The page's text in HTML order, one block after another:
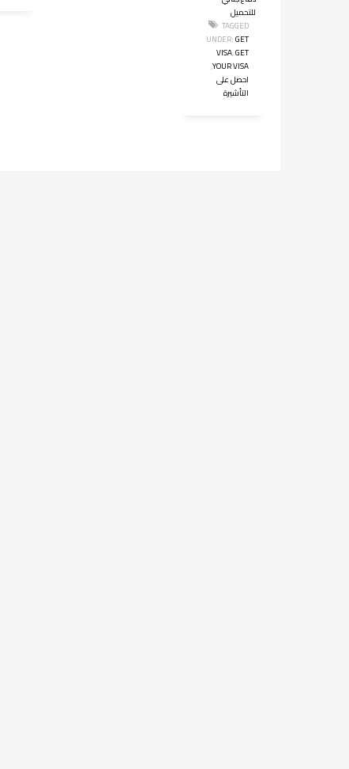
للتحميل
TAGGED
UNDER:GET
VISA,GET
YOUR VISA
,
احصل على
التأشيرة